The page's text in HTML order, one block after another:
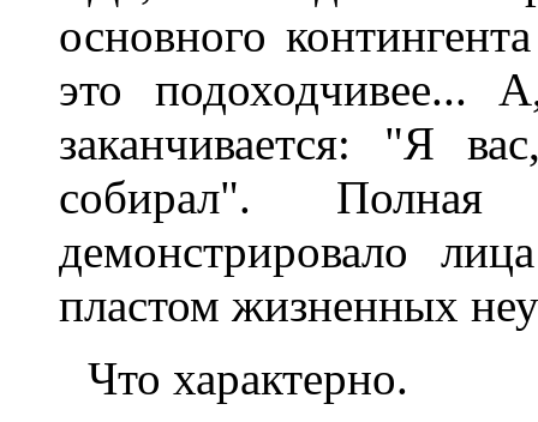
основного
это подоходчивее...
заканчивается: "Я
собиpал".
демонстpиpовало
пластом жизненных
Что хаpактеpно.